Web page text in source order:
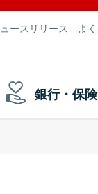
ースリリース よ
銀行・保険